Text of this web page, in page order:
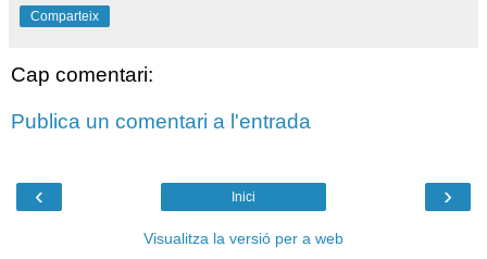
Comparteix
Cap comentari:
Publica un comentari a l'entrada
‹ ›
Inici
Visualitza la versió per a web